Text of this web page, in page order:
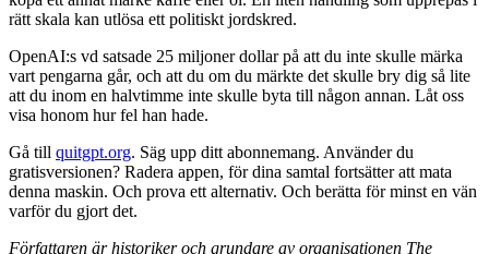
rätt skala kan utlösa ett politiskt jordskred.
OpenAI:s vd satsade 25 miljoner dollar på att du inte skulle märka
vart pengarna går, och att du om du märkte det skulle bry dig så lite
att du inom en halvtimme inte skulle byta till någon annan. Låt oss
visa honom hur fel han hade.
Gå till quitgpt.org. Säg upp ditt abonnemang. Använder du
gratisversionen? Radera appen, för dina samtal fortsätter att mata
denna maskin. Och prova ett alternativ. Och berätta för minst en vän
varför du gjort det.
Författaren är historiker och grundare av organisationen The